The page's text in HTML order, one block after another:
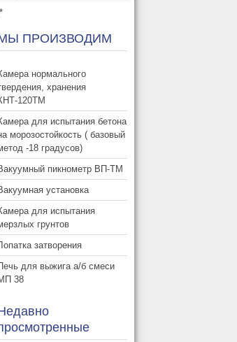
ПРОИЗВОДИМ
нормального
хранения
120ТМ
для испытания бетона
морозостойкость ( базовый
-18 градусов)
пикнометр ВП-ТМ
установка
для испытания
грунтов
затворения
для выжига а/б смеси
38